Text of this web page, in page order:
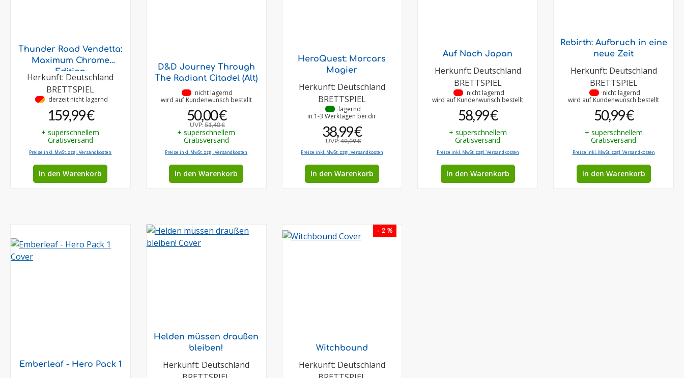
Thunder Road Vendetta:
Maximum Chrome
Edition
Herkunft: Deutschland
BRETTSPIEL
• derzeit nicht lagernd
159,99 €
+ superschnellem
Gratisversand
Preise inkl. MwSt. zzgl. Versandkosten
In den Warenkorb
D&D Journey Through
The Radiant Citadel (Alt)
nicht lagernd
wird auf Kundenwunsch bestellt
50,00 €
UVP:51,40 €
+ superschnellem
Gratisversand
Preise inkl. MwSt. zzgl. Versandkosten
In den Warenkorb
HeroQuest: Morcars
Magier
Herkunft: Deutschland
BRETTSPIEL
lagernd
in 1-3 Werktagen bei dir
38,99 €
UVP: 49,99 €
Preise inkl. MwSt. zzgl. Versandkosten
In den Warenkorb
Auf Nach Japan
Herkunft: Deutschland
BRETTSPIEL
nicht lagernd
wird auf Kundenwunsch bestellt
58,99 €
+ superschnellem
Gratisversand
Preise inkl. MwSt. zzgl. Versandkosten
In den Warenkorb
Rebirth: Aufbruch in eine
neue Zeit
Herkunft: Deutschland
BRETTSPIEL
nicht lagernd
wird auf Kundenwunsch bestellt
50,99 €
+ superschnellem
Gratisversand
Preise inkl. MwSt. zzgl. Versandkosten
In den Warenkorb
Emberleaf - Hero Pack 1
Helden müssen draußen
bleiben!
Herkunft: Deutschland
- 2 %
Witchbound
Herkunft: Deutschland